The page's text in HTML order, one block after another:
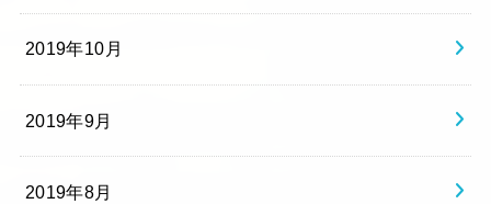
2019年10月
2019年9月
2019年8月